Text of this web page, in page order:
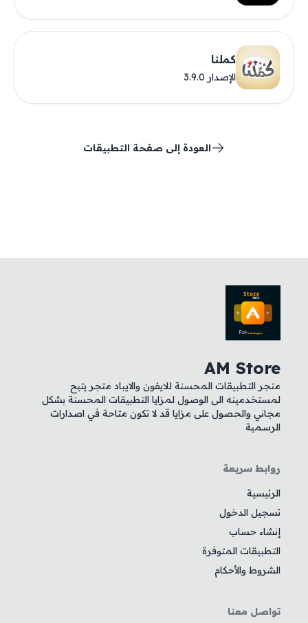
كملنا
الإصدار 3.9.0
العودة إلى صفحة التطبيقات
AM Store
متجر التطبيقات المحسنة للايفون والايباد متجر يتيح
لمستخدمينه الى الوصول لمزايا التطبيقات المحسنة بشكل
مجاني والحصول على مزايا قد لا تكون متاحة في اصدارات
الرسمية
روابط سريعة
الرئيسية
تسجيل الدخول
إنشاء حساب
التطبيقات المتوفرة
الشروط والأحكام
تواصل معنا